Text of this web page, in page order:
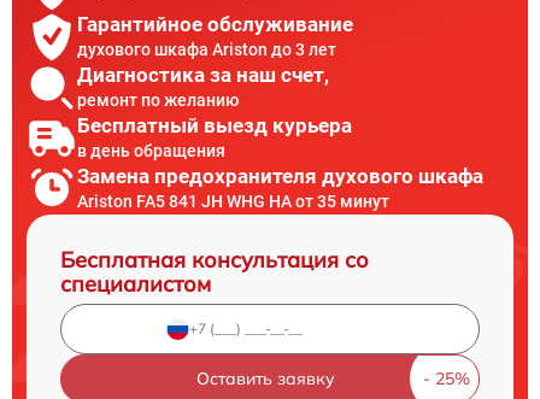
Гарантийное обслуживание
духового шкафа Ariston до 3 лет
Диагностика за наш счет,
ремонт по желанию
Бесплатный выезд курьера
в день обращения
Замена предохранителя духового шкафа
Ariston FA5 841 JH WHG HA от 35 минут
Бесплатная консультация со
специалистом
Оставить заявку